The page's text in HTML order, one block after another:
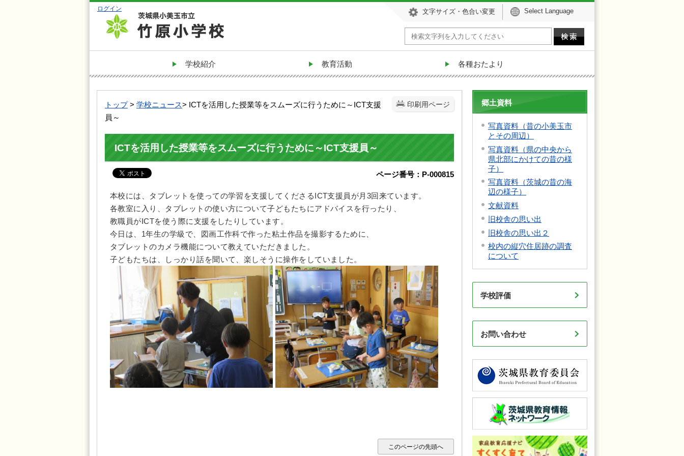
文字サイズ・色合い変更 Select Language
ログイン
学校紹介 教育活動 各種おたより
印刷用ページ
トップ> 学校ニュース> ICTを活用した授業等をスムーズに行うために～ICT支援
員～
ICTを活用した授業等をスムーズに行うために～ICT支援員～
ページ番号：P-000815
本校には、タブレットを使っての学習を支援してくださるICT支援員が月3回来ています。
各教室に入り、タブレットの使い方について子どもたちにアドバイスを行ったり、
教職員がICTを使う際に支援をしたりしています。
今日は、1年生の学級で、図画工作科で作った粘土作品を撮影するために、
タブレットのカメラ機能について教えていただきました。
子どもたちは、しっかり話を聞いて、楽しそうに操作をしていました。
このページの先頭へ
郷土資料
写真資料（昔の小美玉市
とその周辺）
写真資料（県の中央から
県北部にかけての昔の様
子）
写真資料（茨城の昔の海
辺の様子）
文献資料
旧校舎の思い出
旧校舎の思い出２
校内の縦穴住居跡の調査
について
学校評価
お問い合わせ